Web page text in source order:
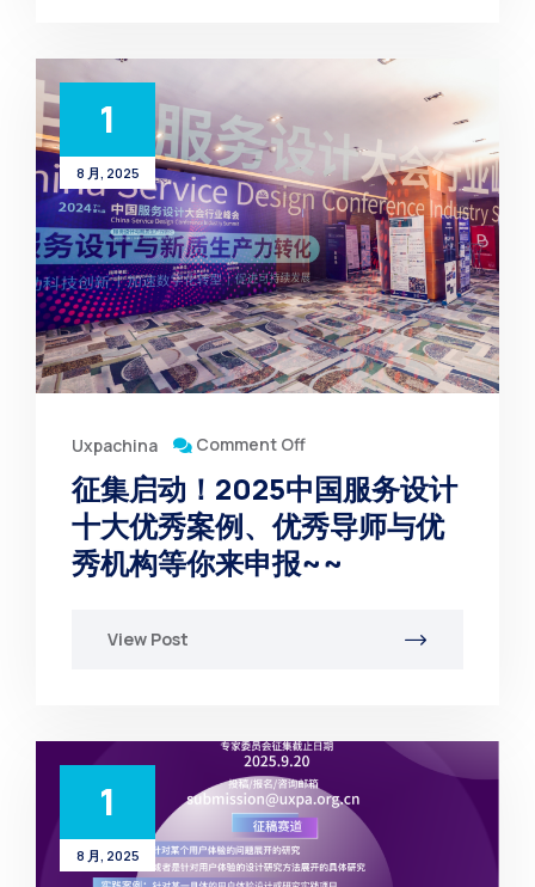
1
8 月, 2025
Uxpachina Comment Off
征集启动！2025中国服务设计
十大优秀案例、优秀导师与优
秀机构等你来申报~~
View Post
1
8 月, 2025